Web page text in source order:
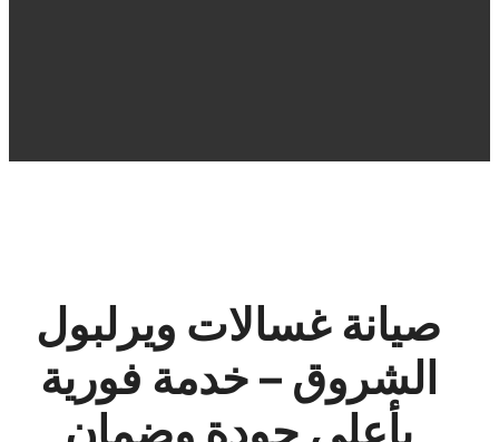
صيانة غسالات ويرلبول
الشروق – خدمة فورية